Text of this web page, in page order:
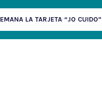
LA TARJETA “JO CUIDO”